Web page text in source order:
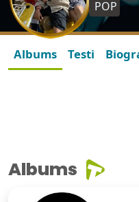
POP
Albums Testi
Albums